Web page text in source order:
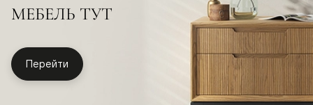
МЕБЕЛЬ ТУТ
Перейти